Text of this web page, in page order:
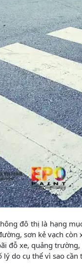
đô thị là hạng
sơn kẻ vạch
đỗ xe, quảng
lý do cụ thể vì sao